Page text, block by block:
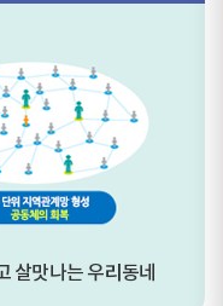
살맛나는 우리동네